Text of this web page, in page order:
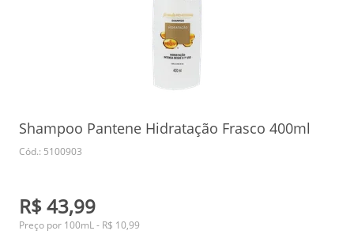
Shampoo Pantene Hidratação Frasco 400ml
Cód.: 5100903
R$ 43,99
Preço por 100mL - R$ 10,99